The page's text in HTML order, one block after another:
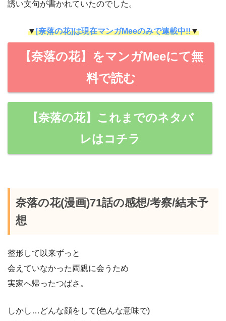
誘い文句が書かれていたのでした。
▼[奈落の花]は現在マンガMeeのみで連載中!!▼
【奈落の花】をマンガMeeにて無
料で読む
【奈落の花】これまでのネタバ
レはコチラ
奈落の花(漫画)71話の感想/考察/結末予
想
整形して以来ずっと
会えていなかった両親に会うため
実家へ帰ったつばさ。
しかし…どんな顔をして(色んな意味で)